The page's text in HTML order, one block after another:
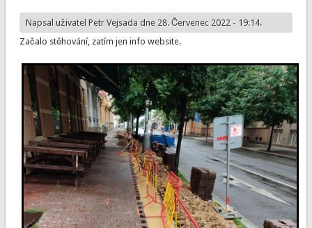
Napsal uživatel Petr Vejsadadne 28. Červenec 2022 - 19:14.
Začalo stěhování, zatím jen info website.